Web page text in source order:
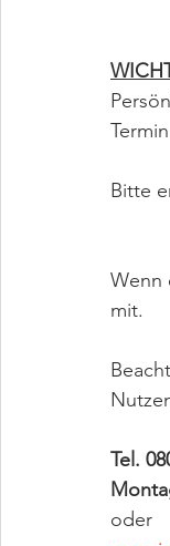
Bitte
Wenn
mit.
Tel.
oder